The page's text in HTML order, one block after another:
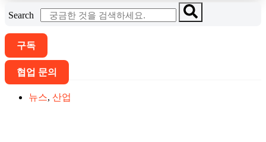
Search
구독
협업 문의
뉴스, 산업